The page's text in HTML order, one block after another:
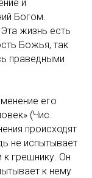
и
Богом.
жизнь есть
Божья, так
праведными
его
(Чис.
происходят
не испытывает
к грешнику. Он
к нему